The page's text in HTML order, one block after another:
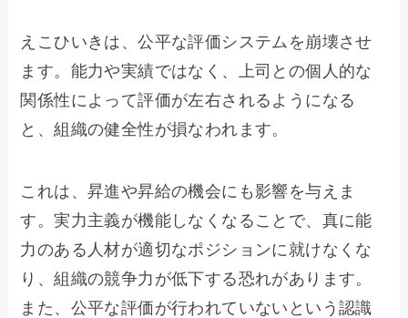
えこひいきは、公平な評価システムを崩壊させ
ます。能力や実績ではなく、上司との個人的な
関係性によって評価が左右されるようになる
と、組織の健全性が損なわれます。
これは、昇進や昇給の機会にも影響を与えま
す。実力主義が機能しなくなることで、真に能
力のある人材が適切なポジションに就けなくな
り、組織の競争力が低下する恐れがあります。
また、公平な評価が行われていないという認識